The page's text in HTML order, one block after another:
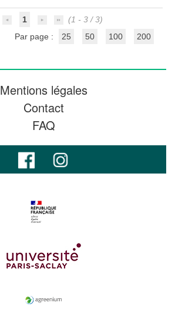
1
(1 - 3 / 3)
Par page :
25 50 100 200
Mentions légales
Contact
FAQ